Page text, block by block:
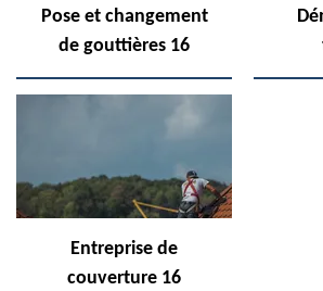
Pose et changement
de gouttières 16
Entreprise de
couverture 16